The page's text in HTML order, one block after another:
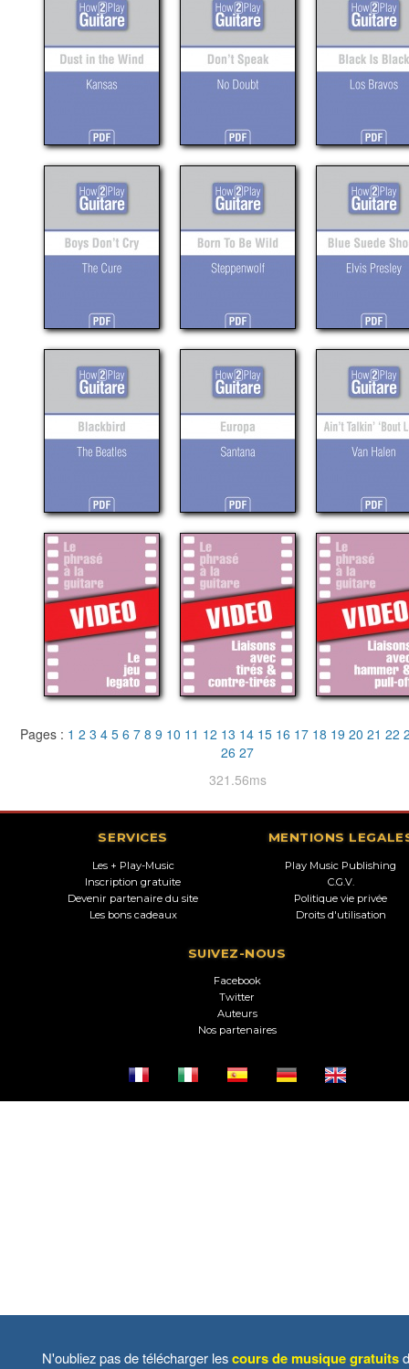
Pages : 1 2 3 4 5 6 7 8 9 10 11 12 13 14 15 16 17 18 19 20 21 22
26 27
321.56ms
SERVICES
Les + Play-Music
Inscription gratuite
Devenir partenaire du site
Les bons cadeaux
MENTIONS
Play Music Publishing
C.G.V.
Politique vie privée
Droits d'utilisation
SUIVEZ-NOUS
Facebook
Twitter
Auteurs
Nos partenaires
N'oubliez pas de télécharger lescours de musique gratuits